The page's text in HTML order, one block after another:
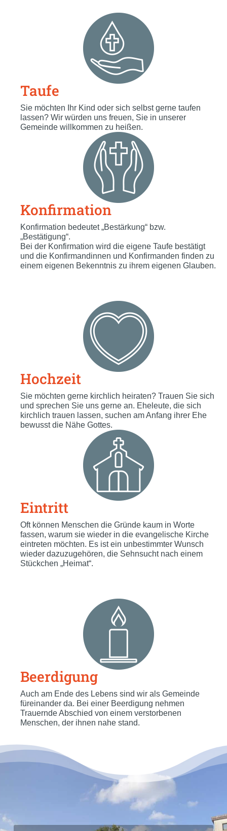
Taufe
Sie möchten Ihr Kind oder sich selbst gerne taufen
lassen? Wir würden uns freuen, Sie in unserer
Gemeinde willkommen zu heißen.
Konfirmation
Konfirmation bedeutet „Bestärkung“ bzw.
„Bestätigung“.
Bei der Konfirmation wird die eigene Taufe bestätigt
und die Konfirmandinnen und Konfirmanden finden zu
einem eigenen Bekenntnis zu ihrem eigenen Glauben.
Hochzeit
Sie möchten gerne kirchlich heiraten? Trauen Sie sich
und sprechen Sie uns gerne an. Eheleute, die sich
kirchlich trauen lassen, suchen am Anfang ihrer Ehe
bewusst die Nähe Gottes.
Eintritt
Oft können Menschen die Gründe kaum in Worte
fassen, warum sie wieder in die evangelische Kirche
eintreten möchten. Es ist ein unbestimmter Wunsch
wieder dazuzugehören, die Sehnsucht nach einem
Stückchen „Heimat“.
Beerdigung
Auch am Ende des Lebens sind wir als Gemeinde
füreinander da. Bei einer Beerdigung nehmen
Trauernde Abschied von einem verstorbenen
Menschen, der ihnen nahe stand.